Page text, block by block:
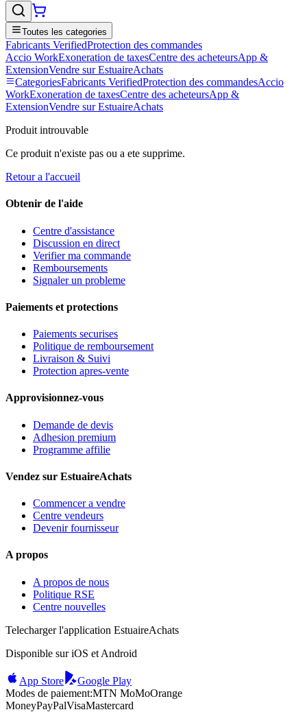
Toutes les categories
Fabricants VerifiedProtection des commandes
Accio WorkExoneration de taxesCentre des acheteursApp &
ExtensionVendre sur EstuaireAchats
CategoriesFabricants VerifiedProtection des commandesAccio
WorkExoneration de taxesCentre des acheteursApp &
ExtensionVendre sur EstuaireAchats
Produit introuvable
Ce produit n'existe pas ou a ete supprime.
Retour a l'accueil
Obtenir de l'aide
Centre d'assistance
Discussion en direct
Verifier ma commande
Remboursements
Signaler un probleme
Paiements et protections
Paiements securises
Politique de remboursement
Livraison & Suivi
Protection apres-vente
Approvisionnez-vous
Demande de devis
Adhesion premium
Programme affilie
Vendez sur EstuaireAchats
Commencer a vendre
Centre vendeurs
Devenir fournisseur
A propos
A propos de nous
Politique RSE
Centre nouvelles
Telecharger l'application EstuaireAchats
Disponible sur iOS et Android
App Store
Google Play
Modes de paiement:MTN MoMoOrange
MoneyPayPalVisaMastercard